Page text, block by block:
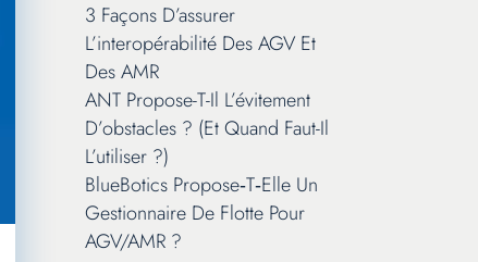
3 Façons D’assurer
L’interopérabilité Des AGV Et
Des AMR
ANT Propose-T-Il L’évitement
D’obstacles ? (Et Quand Faut-Il
L’utiliser ?)
BlueBotics Propose‑t‑elle Un
Gestionnaire De Flotte Pour
AGV/AMR ?